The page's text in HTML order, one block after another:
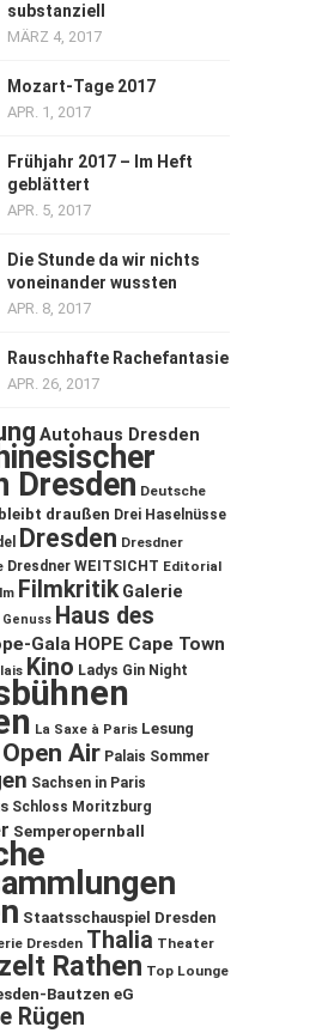
substanziell
MÄRZ 4, 2017
Mozart-Tage 2017
APR. 1, 2017
Frühjahr 2017 – Im Heft
geblättert
APR. 5, 2017
Die Stunde da wir nichts
voneinander wussten
APR. 8, 2017
Rauschhafte Rachefantasie
APR. 26, 2017
Autohaus Dresden
Dresden Deutsche
draußen Drei Haselnüsse
Dresden Dresdner
Dresdner WEITSICHT Editorial
Filmkritik Galerie
Genuss Haus des
Gala HOPE Cape Town
Kino Ladys Gin Night
La Saxe à Paris Lesung
Open Air Palais Sommer
Sachsen in Paris
Schloss Moritzburg
Semperopernball
Staatsschauspiel Dresden
Dresden Thalia Theater
Rathen Top Lounge
Bautzen eG
Rügen